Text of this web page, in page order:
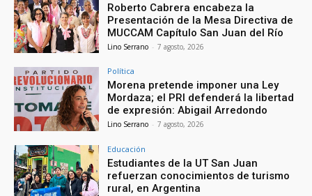
Roberto Cabrera encabeza la
Presentación de la Mesa Directiva de
MUCCAM Capítulo San Juan del Río
Lino Serrano - 7 agosto, 2026
Política
Morena pretende imponer una Ley
Mordaza; el PRI defenderá la libertad
de expresión: Abigail Arredondo
Lino Serrano - 7 agosto, 2026
Educación
Estudiantes de la UT San Juan
refuerzan conocimientos de turismo
rural, en Argentina